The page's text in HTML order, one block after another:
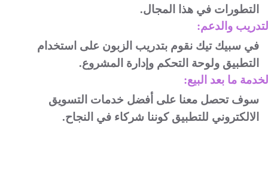
التطورات في هذا المجال.
والدعم:
في سبيك تيك نقوم بتدريب الزبون على استخدام
التطبيق ولوحة التحكم وإدارة المشروع.
ما بعد البيع:
سوف تحصل معنا على أفضل خدمات التسويق
الالكتروني للتطبيق كوننا شركاء في النجاح.